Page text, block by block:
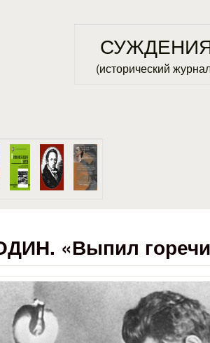
(исторический
«Выпил